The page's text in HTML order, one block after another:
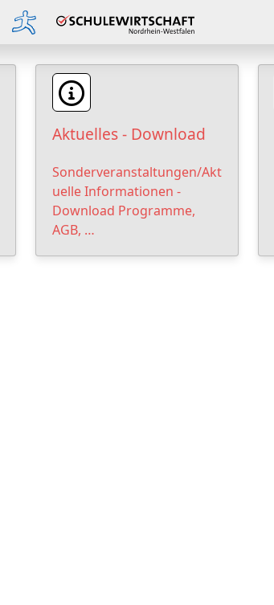
Aktuelles - Download
Sonderveranstaltungen/Akt
uelle Informationen -
Download Programme,
AGB, …